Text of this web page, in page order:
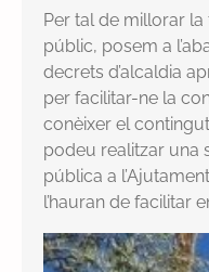
Per tal de millorar
públic, posem a
decrets d’alcaldia
per facilitar-ne la
conèixer el
podeu realitzar una
pública a
l’hauran de facilitar